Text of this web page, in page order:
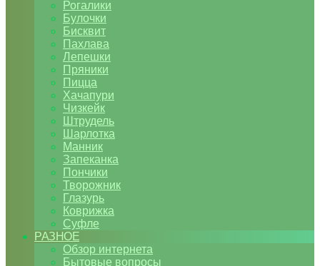
Рогалики
Булочки
Бисквит
Пахлава
Лепешки
Пряники
Пицца
Хачапури
Чизкейк
Штрудель
Шарлотка
Манник
Запеканка
Пончики
Творожник
Глазурь
Коврижка
Суфле
РАЗНОЕ
Обзор интернета
Бытовые вопросы